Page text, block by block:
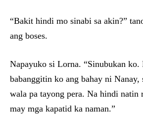
“Bakit hindi mo sinabi sa akin?”
ang boses.
Napayuko si Lorna. “Sinubukan ko.
babanggitin ko ang bahay ni Nanay,
wala pa tayong pera. Na hindi natin
may mga kapatid ka naman.”